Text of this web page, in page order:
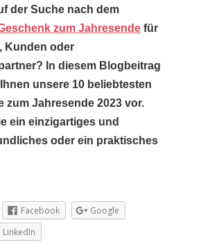
der Suche nach dem
zum Jahresende für
Kunden oder
In diesem Blogbeitrag
unsere 10 beliebtesten
zum Jahresende 2023 vor.
ein einzigartiges und
oder ein praktisches
Facebook
Google
LinkedIn